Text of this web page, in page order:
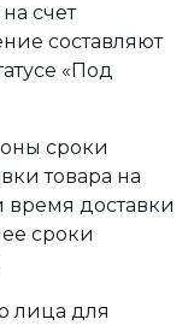
счет
составляют
«Под
сроки
товара на
время доставки
сроки
лица для